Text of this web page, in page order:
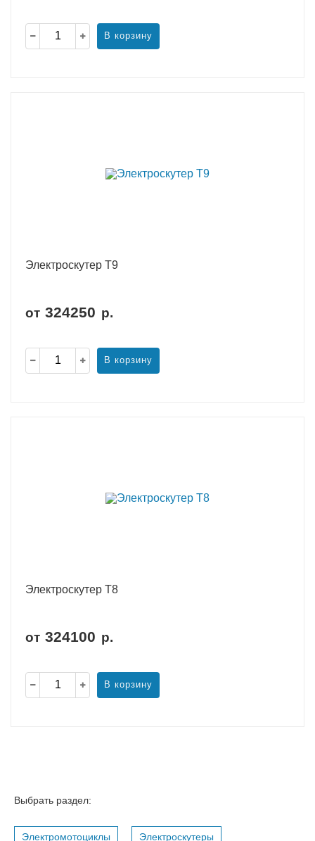
В корзину
Электроскутер T9
от 324250 р.
В корзину
Электроскутер T8
от 324100 р.
В корзину
Выбрать раздел:
Электромотоциклы Электроскутеры